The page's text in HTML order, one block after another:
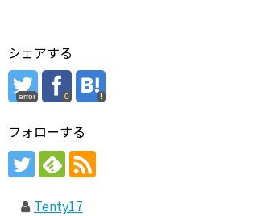
シェアする
error 0
フォローする
Tenty17